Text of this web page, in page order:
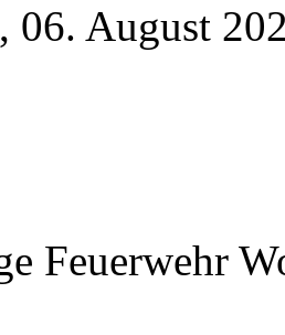
06. August
Feuerwehr